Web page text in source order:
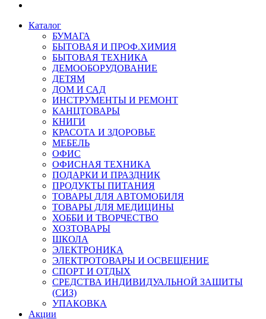
Каталог
БУМАГА
БЫТОВАЯ И ПРОФ.ХИМИЯ
БЫТОВАЯ ТЕХНИКА
ДЕМООБОРУДОВАНИЕ
ДЕТЯМ
ДОМ И САД
ИНСТРУМЕНТЫ И РЕМОНТ
КАНЦТОВАРЫ
КНИГИ
КРАСОТА И ЗДОРОВЬЕ
МЕБЕЛЬ
ОФИС
ОФИСНАЯ ТЕХНИКА
ПОДАРКИ И ПРАЗДНИК
ПРОДУКТЫ ПИТАНИЯ
ТОВАРЫ ДЛЯ АВТОМОБИЛЯ
ТОВАРЫ ДЛЯ МЕДИЦИНЫ
ХОББИ И ТВОРЧЕСТВО
ХОЗТОВАРЫ
ШКОЛА
ЭЛЕКТРОНИКА
ЭЛЕКТРОТОВАРЫ И ОСВЕЩЕНИЕ
СПОРТ И ОТДЫХ
СРЕДСТВА ИНДИВИДУАЛЬНОЙ ЗАЩИТЫ
(СИЗ)
УПАКОВКА
Акции